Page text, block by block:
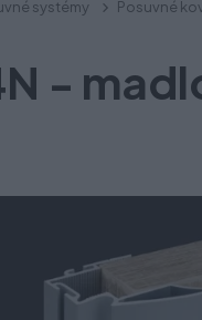
systémy Posuvné
-